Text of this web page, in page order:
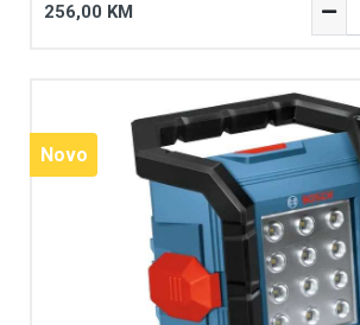
256,00 KM
Novo